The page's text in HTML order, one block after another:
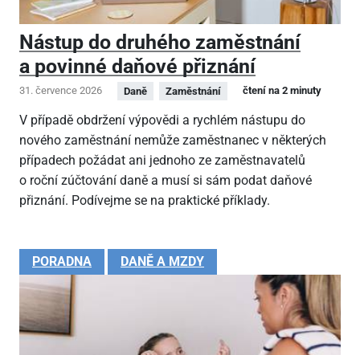
Nástup do druhého zaměstnání
a povinné daňové přiznání
31. července 2026 Daně Zaměstnání čtení na 2 minuty
V případě obdržení výpovědi a rychlém nástupu do
nového zaměstnání nemůže zaměstnanec v některých
případech požádat ani jednoho ze zaměstnavatelů
o roční zúčtování daně a musí si sám podat daňové
přiznání. Podívejme se na praktické příklady.
PORADNA DANĚ A MZDY